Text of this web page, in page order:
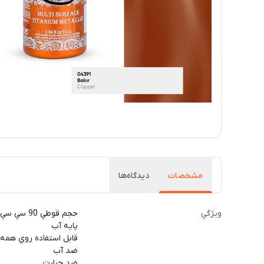
مشخصات دیدگاه‌ها
ويژگي
حجم قوطي 90 سي سي
پايه آب
قابل استفاده روي
ضد آب